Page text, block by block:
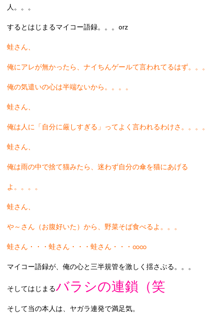
人。。。
するとはじまるマイコー語録。。。orz
蛙さん、
俺にアレが無かったら、ナイちんゲールて言われてるはず。。。
俺の気遣いの心は半端ないから。。。。
蛙さん、
俺は人に「自分に厳しすぎる」ってよく言われるわけさ。。。。
蛙さん、
俺は雨の中で捨て猫みたら、迷わず自分の傘を猫にあげる
よ。。。。
蛙さん、
や～さん（お腹好いた）から、野菜そば食べるよ。。。
蛙さん・・・蛙さん・・・蛙さん・・・∞∞
マイコー語録が、俺の心と三半規管を激しく揺さぶる。。。
そしてはじまるバラシの連鎖（笑
そして当の本人は、ヤガラ連発で満足気。